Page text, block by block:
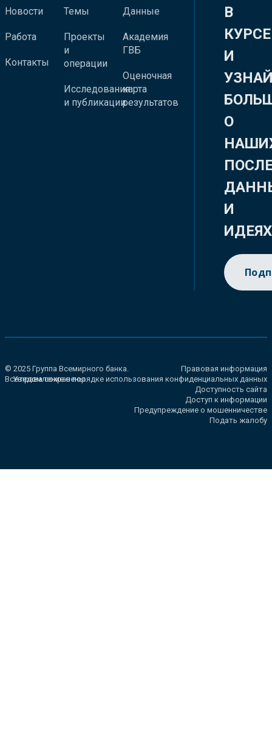
Новости
Работа
Контакты
Темы
Проекты
и
операции
Исследования
и публикации
Данные
Академия
ГВБ
Оценочная
карта
результатов
В
КУРСЕ
И
О
И
ИДЕЯХ
© 2025 Группа Всемирного банка.
Все права сохранены.
Правовая информация
Уведомление о порядке использования конфиденциальных данных
Доступность сайта
Доступ к информации
Предупреждение о мошенничестве
Подать жалобу